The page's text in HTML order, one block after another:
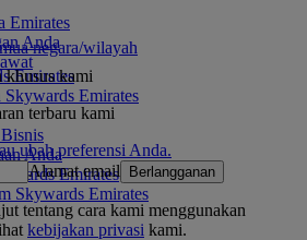
negara/wilayah
Emirates
Anda
Emirates
Skywards Emirates
Anda
Emirates
Skywards Emirates
khusus kami
terbaru kami
ubah preferensi Anda.
Alamat email
Berlangganan
tentang cara kami menggunakan
kebijakan privasi kami.